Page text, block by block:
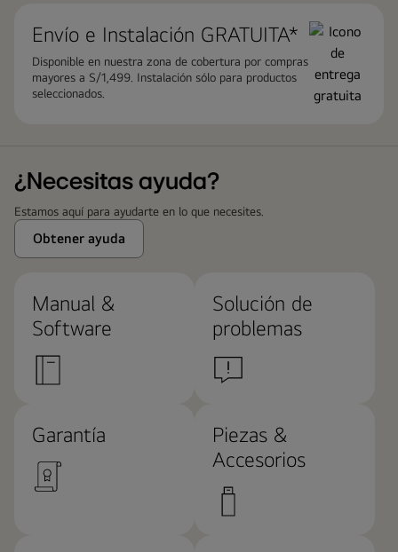
Envío e Instalación GRATUITA*
Disponible en nuestra zona de cobertura por compras
mayores a S/1,499. Instalación sólo para productos
seleccionados.
¿Necesitas ayuda?
Estamos aquí para ayudarte en lo que necesites.
Obtener ayuda
Manual &
Software
Solución de
problemas
Garantía
Piezas &
Accesorios